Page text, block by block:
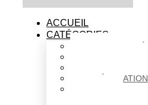
ACCUEIL
CATÉGORIES
ÉDUCATION